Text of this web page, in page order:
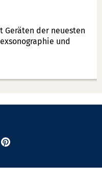
Geräten der neuesten
und
Anpinnen